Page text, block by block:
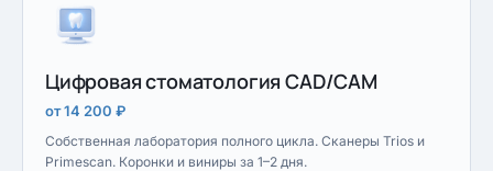
Цифровая стоматология CAD/CAM
от 14 200 ₽
Собственная лаборатория полного цикла. Сканеры Trios и
Primescan. Коронки и виниры за 1–2 дня.